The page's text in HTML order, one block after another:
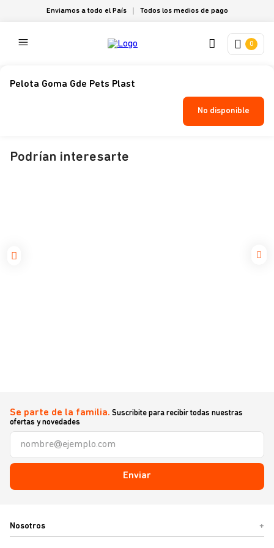
Enviamos a todo el País Todos los medios de pago
0
Pelota Goma Gde Pets Plast
No disponible
Podrían interesarte
Se parte de la familia. Suscribite para recibir todas nuestras
ofertas y novedades
Enviar
Nosotros +